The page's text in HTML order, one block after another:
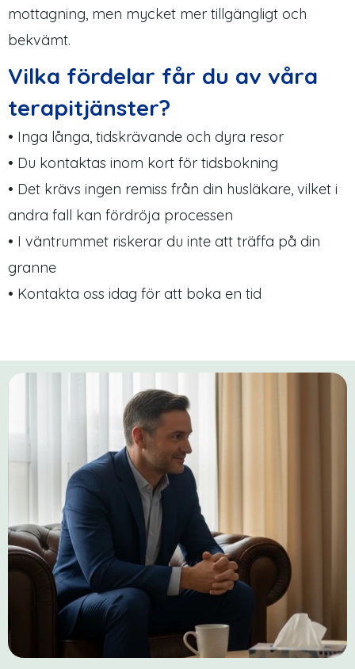
mottagning, men mycket mer tillgängligt och
bekvämt.
Vilka fördelar får du av våra
terapitjänster?
• Inga långa, tidskrävande och dyra resor
• Du kontaktas inom kort för tidsbokning
• Det krävs ingen remiss från din husläkare, vilket i
andra fall kan fördröja processen
• I väntrummet riskerar du inte att träffa på din
granne
• Kontakta oss idag för att boka en tid